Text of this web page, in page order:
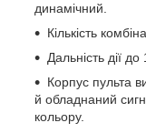
динамічний.
Кількість
Дальність дії
Корпус пульта
й обладнаний
кольору.